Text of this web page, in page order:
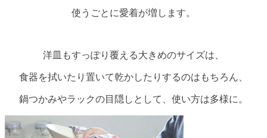
使うごとに愛着が増します。
洋皿もすっぽり覆える大きめのサイズは、
食器を拭いたり置いて乾かしたりするのはもちろん、
鍋つかみやラックの目隠しとして、使い方は多様に。